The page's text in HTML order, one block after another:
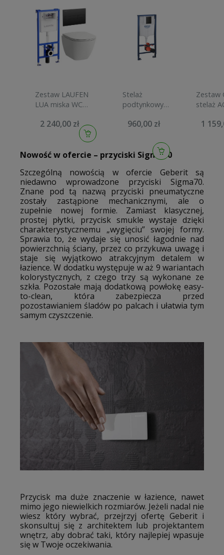
Zestaw LAUFEN
LUA miska WC
wolnoopadającą
stelaż podtynkowy
przycisk spłukujący
czarny mat
2 240,00 zł
Stelaż
podtynkowy
SOLIDO 3w1 z
Even czarny
mat 38811KF0
960,00 zł
Zestaw
stelaż
CITY +
1
Nowość w ofercie – przyciski Sigma70
Szczególną nowością w ofercie Geberit są
niedawno wprowadzone przyciski Sigma70.
Znane pod tą nazwą przyciski pneumatyczne
zostały zastąpione mechanicznymi, ale o
zupełnie nowej formie. Zamiast klasycznej,
prostej płytki, przycisk smukle wystaje dzięki
charakterystycznemu „wygięciu” swojej formy.
Sprawia to, że wydaje się unosić łagodnie nad
powierzchnią ściany, przez co przykuwa uwagę i
staje się wyjątkowo atrakcyjnym detalem w
łazience. W dodatku występuje w aż 9 wariantach
kolorystycznych, z czego trzy są wykonane ze
szkła. Pozostałe mają dodatkową powłokę easy-
to-clean, która zabezpiecza przed
pozostawianiem śladów po palcach i ułatwia tym
samym czyszczenie.
Przycisk ma duże znaczenie w łazience, nawet
mimo jego niewielkich rozmiarów. Jeżeli nadal nie
wiesz który wybrać, przejrzyj ofertę Geberit i
skonsultuj się z architektem lub projektantem
wnętrz, aby dobrać taki, który najlepiej wpasuje
się w Twoje oczekiwania.